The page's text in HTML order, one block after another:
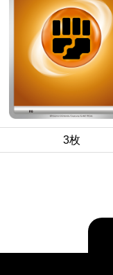
3枚